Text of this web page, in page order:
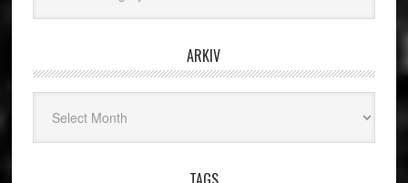
ARKIV